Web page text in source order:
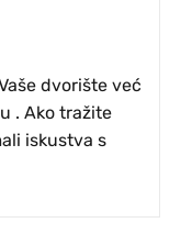
dvorište već
. Ako tražite
iskustva s